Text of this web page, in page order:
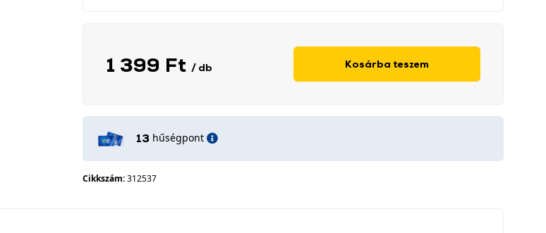
1 399 Ft / db Kosárba teszem
13 hűségpont
Cikkszám:312537